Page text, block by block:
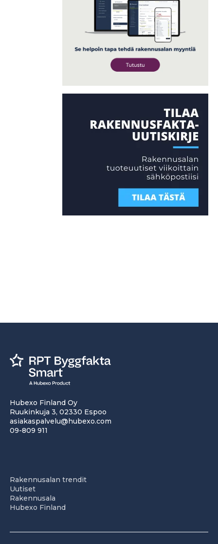
Hubexo Finland Oy
Ruukinkuja 3, 02330 Espoo
asiakaspalvelu@hubexo.com
09-809 911
Rakennusalan trendit
Uutiset
Rakennusala
Hubexo Finland